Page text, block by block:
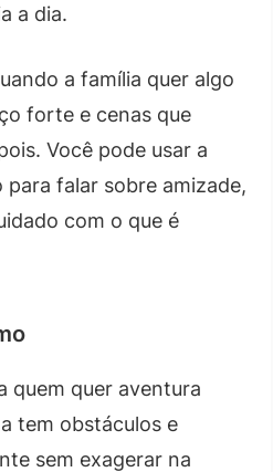
a dia.
a família quer algo
forte e cenas que
Você pode usar a
falar sobre amizade,
com o que é
quem quer aventura
tem obstáculos e
sem exagerar na